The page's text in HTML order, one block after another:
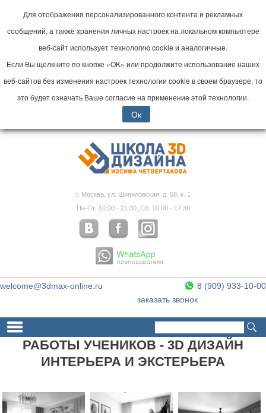
Для отображения персонализированного контента и рекламных
сообщений, а также хранения личных настроек на локальном компьютере
веб-сайт использует технологию cookie и аналогичные.
Если Вы щелкните по кнопке «OK» или продолжите использование наших
веб-сайтов без изменения настроек технологии cookie в своем браузере, то
это будет означать Ваше согласие на применение этой технологии.
Ок
г. Москва, ул. Шипиловская, д. 58, к. 1
Пн-Пт: 10:00 - 21:30, Сб: 10:00 - 17:30
welcome@3dmax-online.ru
8 (909) 933-10-00
заказать звонок
РАБОТЫ УЧЕНИКОВ - 3D ДИЗАЙН
ИНТЕРЬЕРА И ЭКСТЕРЬЕРА